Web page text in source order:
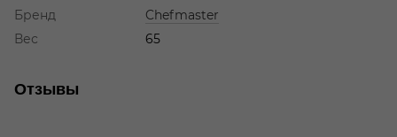
Бренд
Chefmaster
Вес
65
Отзывы